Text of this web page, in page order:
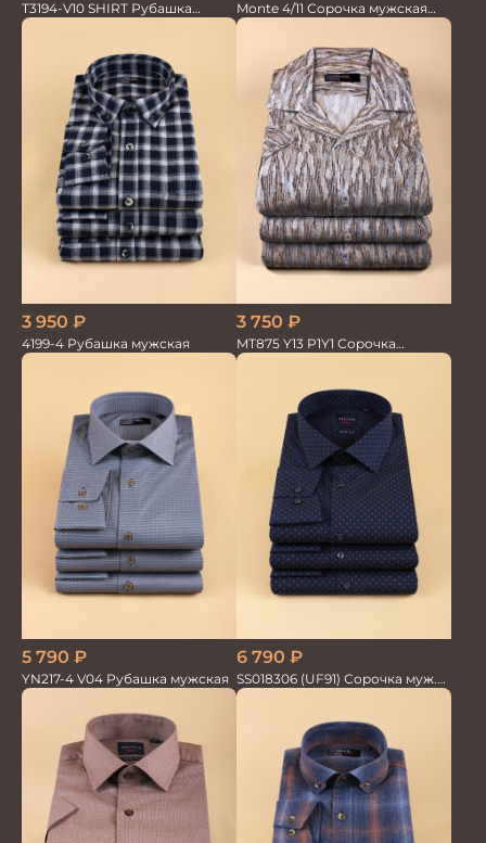
T3194-V10 SHIRT Рубашка
мужская
Monte 4/11 Сорочка мужская
кор.рукав
3 950 ₽
4199-4 Рубашка мужская
3 750 ₽
MT875 Y13 P1Y1 Сорочка
мужская
5 790 ₽
YN217-4 V04 Рубашка мужская
6 790 ₽
SS018306 (UF91) Сорочка муж.
GROSTYLE TRENDY